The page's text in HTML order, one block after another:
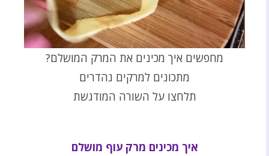
מחפשים איך מכינים את המרק המושלם?
מתכונים למרקים נהדרים
תלחצו על השורה המודגשת
איך מכינים מרק עוף מושלם